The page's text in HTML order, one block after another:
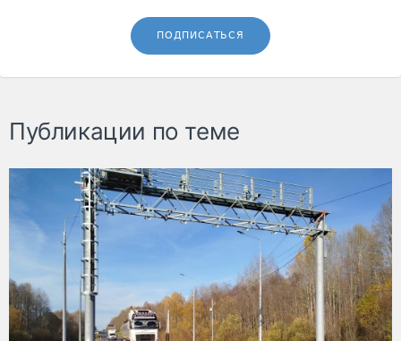
ПОДПИСАТЬСЯ
Публикации по теме